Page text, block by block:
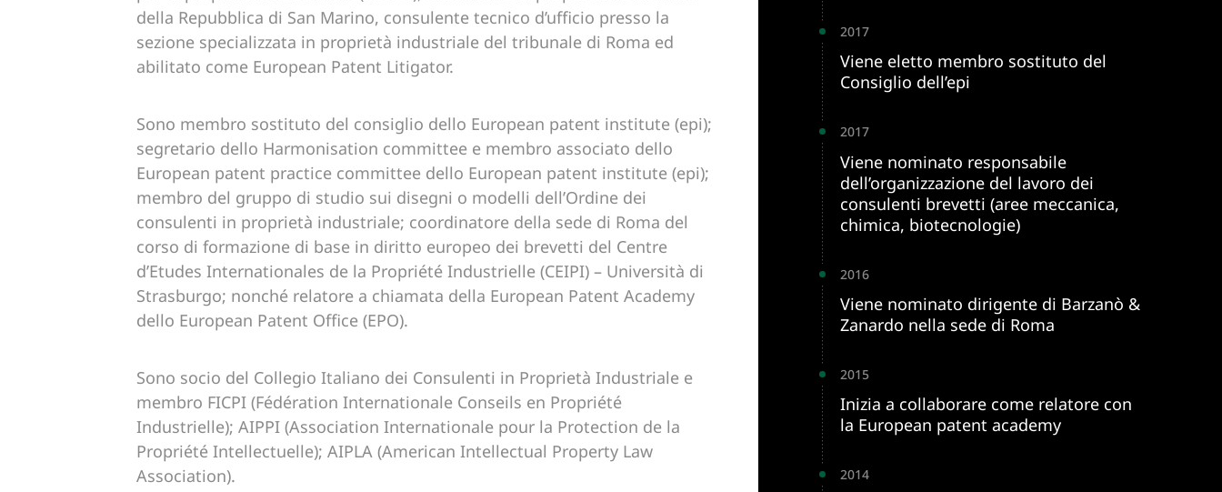
della Repubblica di San Marino, consulente tecnico d’ufficio presso la
sezione specializzata in proprietà industriale del tribunale di Roma ed
abilitato come European Patent Litigator.
Sono membro sostituto del consiglio dello European patent institute (epi);
segretario dello Harmonisation committee e membro associato dello
European patent practice committee dello European patent institute (epi);
membro del gruppo di studio sui disegni o modelli dell’Ordine dei
consulenti in proprietà industriale; coordinatore della sede di Roma del
corso di formazione di base in diritto europeo dei brevetti del Centre
d’Etudes Internationales de la Propriété Industrielle (CEIPI) – Università di
Strasburgo; nonché relatore a chiamata della European Patent Academy
dello European Patent Office (EPO).
Sono socio del Collegio Italiano dei Consulenti in Proprietà Industriale e
membro FICPI (Fédération Internationale Conseils en Propriété
Industrielle); AIPPI (Association Internationale pour la Protection de la
Propriété Intellectuelle); AIPLA (American Intellectual Property Law
Association).
2017
Viene eletto membro sostituto del
Consiglio dell’epi
2017
Viene nominato responsabile
dell’organizzazione del lavoro dei
consulenti brevetti (aree meccanica,
chimica, biotecnologie)
2016
Viene nominato dirigente di Barzanò &
Zanardo nella sede di Roma
2015
Inizia a collaborare come relatore con
la European patent academy
2014